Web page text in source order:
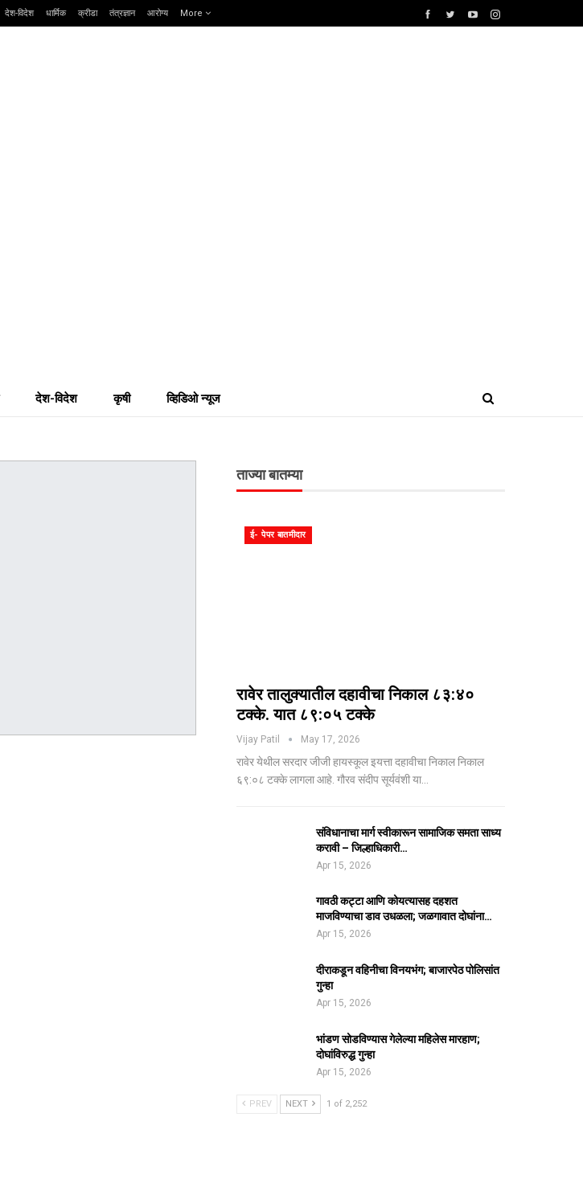
देश-विदेश धार्मिक क्रीडा तंत्रज्ञान आरोग्य More
देश-विदेश कृषी व्हिडिओ न्यूज
ताज्या बातम्या
ई- पेपर बातमीदार
रावेर तालुक्यातील दहावीचा निकाल ८३:४०
टक्के. यात ८९:०५ टक्के
Vijay Patil May 17, 2026
रावेर येथील सरदार जीजी हायस्कूल इयत्ता दहावीचा निकाल निकाल
६९:०८ टक्के लागला आहे. गौरव संदीप सूर्यवंशी या…
संविधानाचा मार्ग स्वीकारून सामाजिक समता साध्य
करावी – जिल्हाधिकारी…
Apr 15, 2026
गावठी कट्टा आणि कोयत्यासह दहशत
माजविण्याचा डाव उधळला; जळगावात दोघांना…
Apr 15, 2026
दीराकडून वहिनीचा विनयभंग; बाजारपेठ पोलिसांत
गुन्हा
Apr 15, 2026
भांडण सोडविण्यास गेलेल्या महिलेस मारहाण;
दोघांविरुद्ध गुन्हा
Apr 15, 2026
PREV NEXT 1 of 2,252